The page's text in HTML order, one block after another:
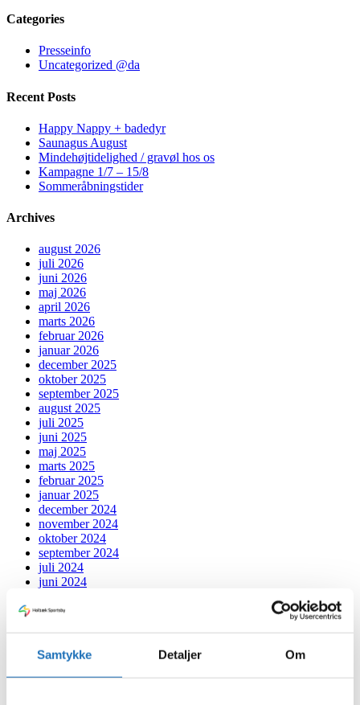
Samtykke Detaljer Om
Categories
Presseinfo
Uncategorized @da
Recent Posts
Happy Nappy + badedyr
Saunagus August
Mindehøjtidelighed / gravøl hos os
Kampagne 1/7 – 15/8
Sommeråbningstider
Archives
august 2026
juli 2026
juni 2026
maj 2026
april 2026
marts 2026
februar 2026
januar 2026
december 2025
oktober 2025
september 2025
august 2025
juli 2025
juni 2025
maj 2025
marts 2025
februar 2025
januar 2025
december 2024
november 2024
oktober 2024
september 2024
juli 2024
juni 2024
april 2024
januar 2024